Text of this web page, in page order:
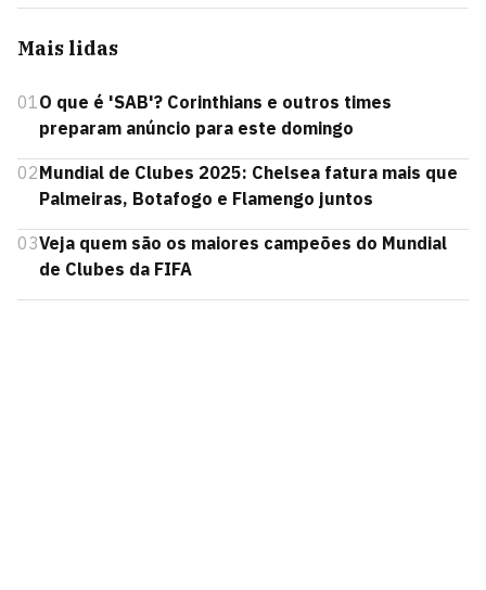
Mais lidas
01O que é 'SAB'? Corinthians e outros times
preparam anúncio para este domingo
02Mundial de Clubes 2025: Chelsea fatura mais que
Palmeiras, Botafogo e Flamengo juntos
03Veja quem são os maiores campeões do Mundial
de Clubes da FIFA